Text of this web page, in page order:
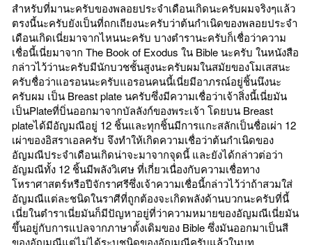
สำหรับที่มานะครับของพลอยประจำเดือนเกิดนะครับผมจริงๆแล้ว
ตรงนี้นะครับยังเป็นที่ถกเถียงนะครับว่าต้นกำเนิดของพลอยประจำ
เดือนเกิดเนี่ยมาจากไหนนะครับ บางตำรานะครับก็เชื่อว่าความ
เชื่อนี้เนี่ยมาจาก The Book of Exodus ใน Bible นะครับ ในหนังสือ
กล่าวไว้ว่านะครับมีนักบวชชั้นสูงนะครับผมในสมัยของโมเสสนะ
ครับชื่อว่าแอรอนนะครับแอรอนคนนี้เนี่ยมีอาภรณ์อยู่ชิ้นนึงนะ
ครับผม เป็น Breast plate นครับซึ่งมีความเชื่อว่าเจ้าสิ่งนี้เนี่ยมัน
เป็นPlateที่บิ่นออกมาจากบัลลังก์ของพระเจ้า โดยบน Breast
plateได้มีอัญมณีอยู่ 12 ชิ้นและทุกชิ้นมีการแกะสลักเป็นชื่อเผ่า 12
เผ่าของอิสราเอลครับ จึงทำให้เกิดความเชื่อว่าต้นกำเนิดของ
อัญมณีประจำเดือนเกิดน่าจะมาจากจุดนี้ และยังได้กล่าวต่อว่า
อัญมณีทั้ง 12 ชิ้นมีพลังวิเศษ ที่เกี่ยวเนื่องกับความเชื่อทาง
โหราศาสตร์หรือปีจักราศรีซึ่งเจ้าความเชื่อนี้กล่าวไว้ว่าถ้าสวมใส่
อัญมณีแต่ละชนิดในราศีที่ถูกต้องจะเกิดพลังด้านบวกนะครับที่นี้
เนี่ยในตำราเนี่ยมันก็มีปัญหาอยู่ที่ว่าความหมายของอัญมณีเนี่ยมัน
ขึ้นอยู่กับการแปลจากภาษาดั้งเดิมของ Bible ซึ่งมันออกมาเป็นสี
ของอัญมณีแต่ไม่ได้ระบุชนิดของอัญมณีครับแล้วในบท